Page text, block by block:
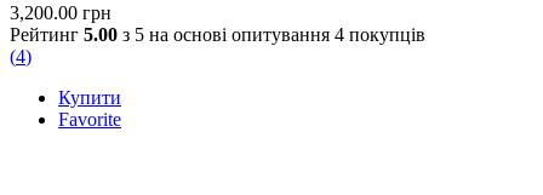
3,200.00 грн
Рейтинг 5.00 з 5 на основі опитування 4 покупців
(4)
Купити
Favorite